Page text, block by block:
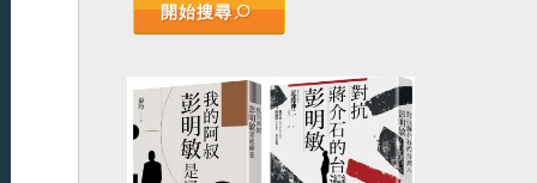
開始搜尋